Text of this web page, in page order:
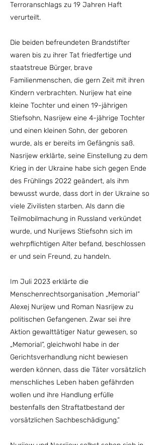
Terroranschlags zu 19 Jahren Haft
verurteilt.
Die beiden befreundeten Brandstifter
waren bis zu ihrer Tat friedfertige und
staatstreue Bürger, brave
Familienmenschen, die gern Zeit mit ihren
Kindern verbrachten. Nurijew hat eine
kleine Tochter und einen 19-jährigen
Stiefsohn, Nasrijew eine 4-jährige Tochter
und einen kleinen Sohn, der geboren
wurde, als er bereits im Gefängnis saß.
Nasrijew erklärte, seine Einstellung zu dem
Krieg in der Ukraine habe sich gegen Ende
des Frühlings 2022 geändert, als ihm
bewusst wurde, dass dort in der Ukraine so
viele Zivilisten starben. Als dann die
Teilmobilmachung in Russland verkündet
wurde, und Nurijews Stiefsohn sich im
wehrpflichtigen Alter befand, beschlossen
er und sein Freund, zu handeln.
Im Juli 2023 erklärte die
Menschenrechtsorganisation „Memorial“
Alexej Nurijew und Roman Nasrijew zu
politischen Gefangenen. Zwar sei ihre
Aktion gewalttätiger Natur gewesen, so
„Memorial“, gleichwohl habe in der
Gerichtsverhandlung nicht bewiesen
werden können, dass die Täter vorsätzlich
menschliches Leben haben gefährden
wollen und ihre Handlung erfülle
bestenfalls den Straftatbestand der
vorsätzlichen Sachbeschädigung.“